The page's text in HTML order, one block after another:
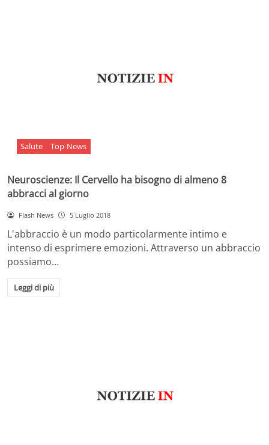
Salute Top-News
Neuroscienze: Il Cervello ha bisogno di almeno 8
abbracci al giorno
Flash News 5 Luglio 2018
L'abbraccio è un modo particolarmente intimo e
intenso di esprimere emozioni. Attraverso un abbraccio
possiamo…
Leggi di più